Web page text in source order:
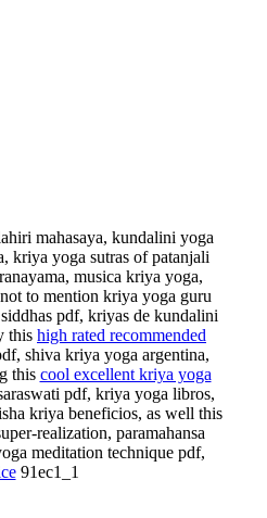
mahasaya, kundalini yoga
kriya yoga sutras of patanjali
musica kriya yoga,
to mention kriya yoga guru
pdf, kriyas de kundalini
this high rated recommended
shiva kriya yoga argentina,
this cool excellent kriya yoga
pdf, kriya yoga libros,
kriya beneficios, as well this
realization, paramahansa
meditation technique pdf,
91ec1_1